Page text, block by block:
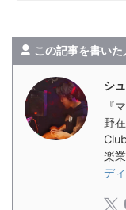
この記事を書いた
シ
『
野
楽
デ